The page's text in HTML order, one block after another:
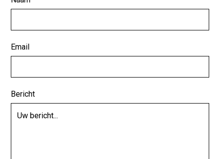
Email
Bericht